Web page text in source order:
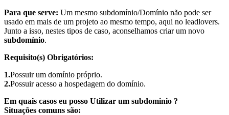
Para que serve: Um mesmo subdomínio/Domínio não pode ser
usado em mais de um projeto ao mesmo tempo, aqui no leadlovers.
Junto a isso, nestes tipos de caso, aconselhamos criar um novo
subdomínio.
Requisito(s) Obrigatórios:
1.Possuir um domínio próprio.
2.Possuir acesso a hospedagem do domínio.
Em quais casos eu posso Utilizar um subdominio ?
Situações comuns são: